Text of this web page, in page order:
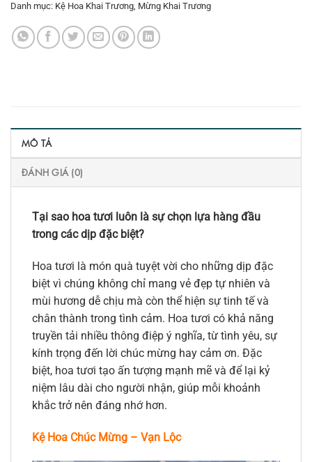
Danh mục: Kệ Hoa Khai Trương, Mừng Khai Trương
MÔ TẢ
ĐÁNH GIÁ (0)
Tại sao hoa tươi luôn là sự chọn lựa hàng đầu
trong các dịp đặc biệt?
Hoa tươi là món quà tuyệt vời cho những dịp đặc
biệt vì chúng không chỉ mang vẻ đẹp tự nhiên và
mùi hương dễ chịu mà còn thể hiện sự tinh tế và
chân thành trong tình cảm. Hoa tươi có khả năng
truyền tải nhiều thông điệp ý nghĩa, từ tình yêu, sự
kính trọng đến lời chúc mừng hay cảm ơn. Đặc
biệt, hoa tươi tạo ấn tượng mạnh mẽ và để lại kỷ
niệm lâu dài cho người nhận, giúp mỗi khoảnh
khắc trở nên đáng nhớ hơn.
Kệ Hoa Chúc Mừng – Vạn Lộc